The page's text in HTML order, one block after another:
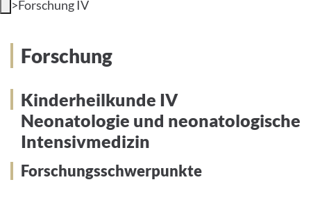
PRESS
English
Impressum
>Forschung IV
Forschung der Neonatologie und
neonatologische Intensivmedizin
Forschung
Kinderheilkunde IV
Neonatologie und neonatologische
Intensivmedizin
Forschungsschwerpunkte